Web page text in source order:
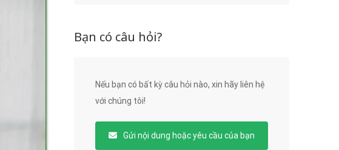
Bạn có câu hỏi?
Nếu bạn có bất kỳ câu hỏi nào, xin hãy liên hệ
với chúng tôi!
Gửi nội dung hoặc yêu cầu của bạn